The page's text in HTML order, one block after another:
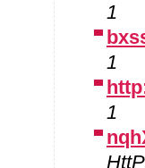
1
1
1